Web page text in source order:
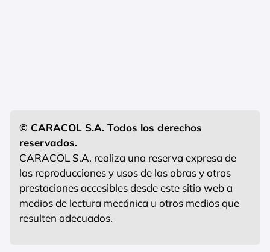
© CARACOL S.A. Todos los derechos
reservados.
CARACOL S.A. realiza una reserva expresa de
las reproducciones y usos de las obras y otras
prestaciones accesibles desde este sitio web a
medios de lectura mecánica u otros medios que
resulten adecuados.